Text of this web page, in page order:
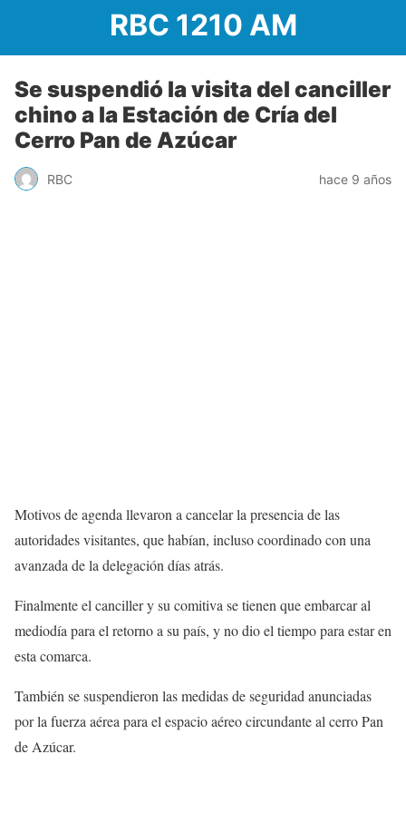
RBC 1210 AM
Se suspendió la visita del canciller
chino a la Estación de Cría del
Cerro Pan de Azúcar
RBC hace 9 años
Motivos de agenda llevaron a cancelar la presencia de las
autoridades visitantes, que habían, incluso coordinado con una
avanzada de la delegación días atrás.
Finalmente el canciller y su comitiva se tienen que embarcar al
mediodía para el retorno a su país, y no dio el tiempo para estar en
esta comarca.
También se suspendieron las medidas de seguridad anunciadas
por la fuerza aérea para el espacio aéreo circundante al cerro Pan
de Azúcar.